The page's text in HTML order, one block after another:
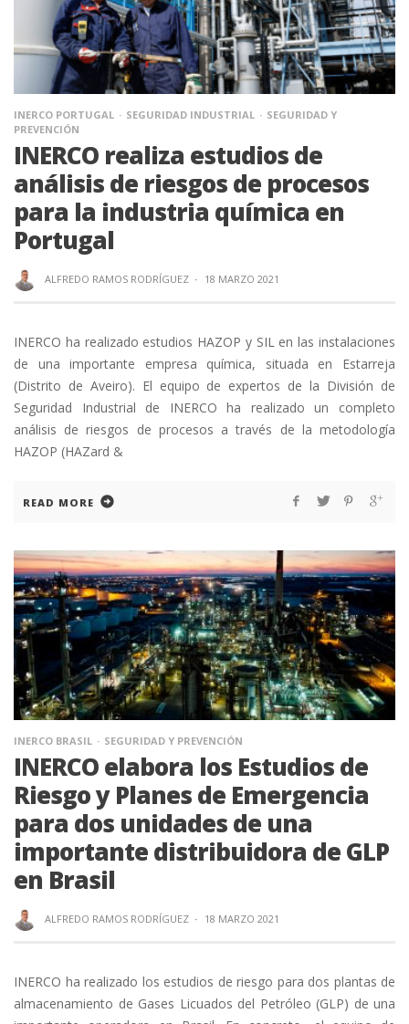
INERCO PORTUGAL SEGURIDAD INDUSTRIAL
SEGURIDAD Y
PREVENCIÓN
INERCO realiza estudios de
análisis de riesgos de procesos
para la industria química en
Portugal
ALFREDO RAMOS RODRÍGUEZ · 18 MARZO 2021
INERCO ha realizado estudios HAZOP y SIL en las instalaciones
de una importante empresa química, situada en Estarreja
(Distrito de Aveiro). El equipo de expertos de la División de
Seguridad Industrial de INERCO ha realizado un completo
análisis de riesgos de procesos a través de la metodología
HAZOP (HAZard &
READ MORE
INERCO BRASIL SEGURIDAD Y PREVENCIÓN
INERCO elabora los Estudios de
Riesgo y Planes de Emergencia
para dos unidades de una
importante distribuidora de GLP
en Brasil
ALFREDO RAMOS RODRÍGUEZ · 18 MARZO 2021
INERCO ha realizado los estudios de riesgo para dos plantas de
almacenamiento de Gases Licuados del Petróleo (GLP) de una